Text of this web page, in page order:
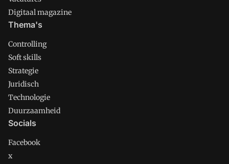
Digitaal magazine
Thema's
Controlling
Soft skills
Strategie
Juridisch
Technologie
Duurzaamheid
Socials
Facebook
x